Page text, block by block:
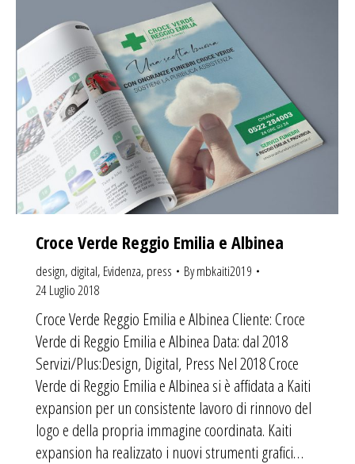
Croce Verde Reggio Emilia e Albinea
design, digital, Evidenza, press Bymbkaiti2019
24 Luglio 2018
Croce Verde Reggio Emilia e Albinea Cliente: Croce
Verde di Reggio Emilia e Albinea Data: dal 2018
Servizi/Plus:Design, Digital, Press Nel 2018 Croce
Verde di Reggio Emilia e Albinea si è affidata a Kaiti
expansion per un consistente lavoro di rinnovo del
logo e della propria immagine coordinata. Kaiti
expansion ha realizzato i nuovi strumenti grafici…